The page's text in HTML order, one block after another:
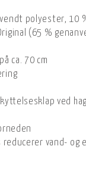
polyester, 10
(65 %
ca. 70 cm
ved
vand- og